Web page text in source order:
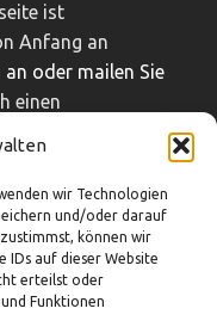
wir Technologien
und/oder darauf
können wir
IDs auf dieser Website
erteilst oder
Funktionen
ist
Anfang an
an oder mailen Sie
einen